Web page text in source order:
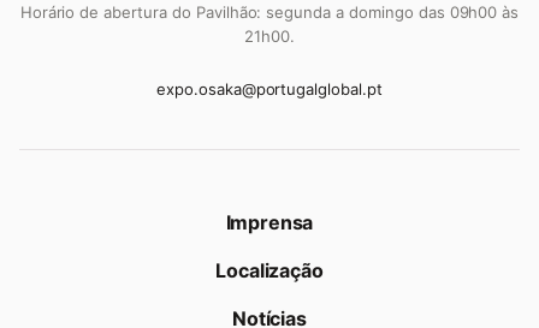
Horário de abertura do Pavilhão: segunda a domingo das 09h00 às
21h00.
expo.osaka@portugalglobal.pt
Imprensa
Localização
Notícias